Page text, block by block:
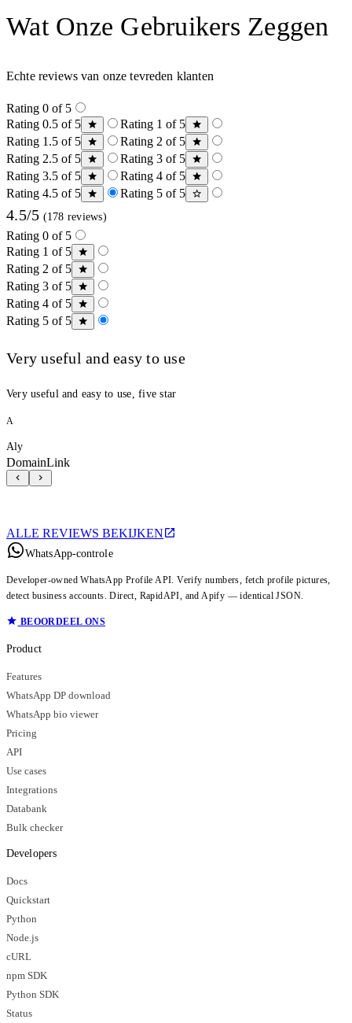
Wat Onze Gebruikers Zeggen
Echte reviews van onze tevreden klanten
Rating 0 of 5
Rating 0.5 of 5
Rating 1 of 5
Rating 1.5 of 5
Rating 2 of 5
Rating 2.5 of 5
Rating 3 of 5
Rating 3.5 of 5
Rating 4 of 5
Rating 4.5 of 5
Rating 5 of 5
4.5/5 (178 reviews)
Rating 0 of 5
Rating 1 of 5
Rating 2 of 5
Rating 3 of 5
Rating 4 of 5
Rating 5 of 5
Very useful and easy to use
Very useful and easy to use, five star
A
Aly
DomainLink
ALLE REVIEWS BEKIJKEN
WhatsApp-controle
Developer-owned WhatsApp Profile API. Verify numbers, fetch profile pictures,
detect business accounts. Direct, RapidAPI, and Apify — identical JSON.
BEOORDEEL ONS
Product
Features
WhatsApp DP download
WhatsApp bio viewer
Pricing
API
Use cases
Integrations
Databank
Bulk checker
Developers
Docs
Quickstart
Python
Node.js
cURL
npm SDK
Python SDK
Status